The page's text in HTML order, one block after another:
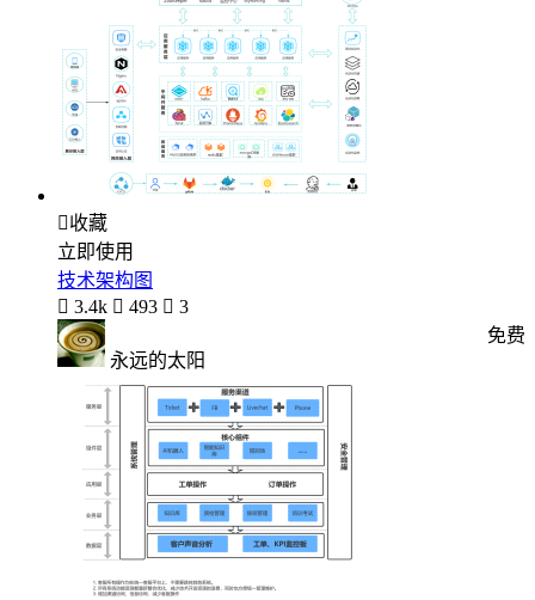
收藏
立即使用
技术架构图
 3.4k  493  3
永远的太阳
免费